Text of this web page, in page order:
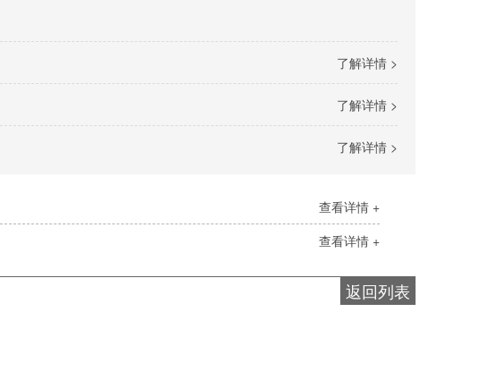
了解详情 >
了解详情 >
了解详情 >
查看详情 +
查看详情 +
返回列表